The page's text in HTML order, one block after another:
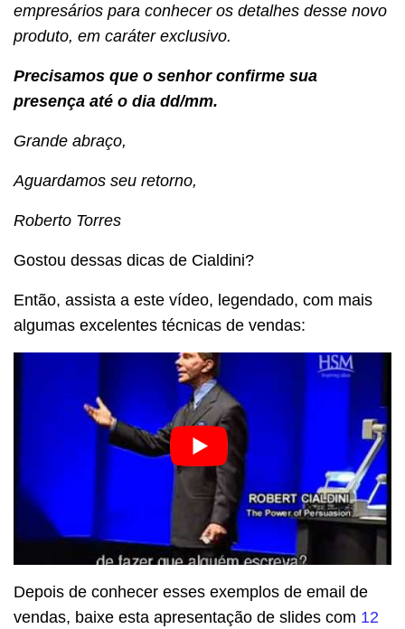
empresários para conhecer os detalhes desse novo
produto, em caráter exclusivo.
Precisamos que o senhor confirme sua
presença até o dia dd/mm.
Grande abraço,
Aguardamos seu retorno,
Roberto Torres
Gostou dessas dicas de Cialdini?
Então, assista a este vídeo, legendado, com mais
algumas excelentes técnicas de vendas:
Depois de conhecer esses exemplos de email de
vendas, baixe esta apresentação de slides com 12